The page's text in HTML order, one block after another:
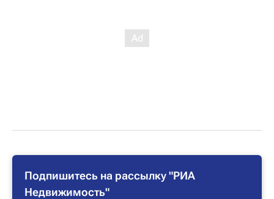
Подпишитесь на рассылку "РИА
Недвижимость"